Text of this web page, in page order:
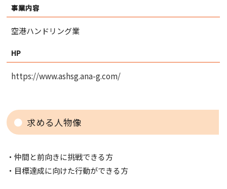
事業内容
空港ハンドリング業
HP
https://www.ashsg.ana-g.com/
求める人物像
・仲間と前向きに挑戦できる方
・目標達成に向けた行動ができる方